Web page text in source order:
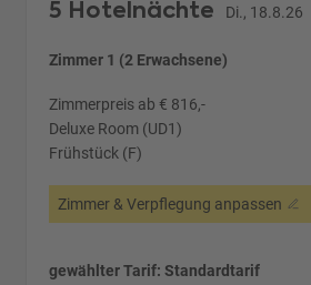
5 Hotelnächte Di., 18.8.26
Zimmer 1 (2 Erwachsene)
Zimmerpreis ab € 816,-
Deluxe Room (UD1)
Frühstück (F)
Zimmer & Verpflegung anpassen
gewählter Tarif: Standardtarif